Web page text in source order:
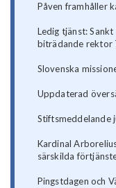
Påven framhåller
Ledig tjänst:
biträdande rektor
Slovenska
Uppdaterad
Stiftsmeddelande
Kardinal
särskilda
Pingstdagen och